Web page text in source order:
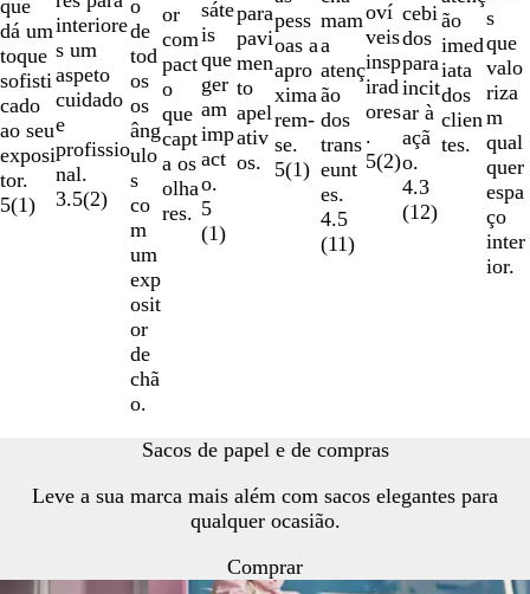
que
dá um
toque
sofisti
cado
ao seu
exposi
tor.
5(1)
interiore
s um
aspeto
cuidado
e
profissio
nal.
3.5(2)
o
de
tod
os
os
âng
ulo
s
co
m
um
exp
osit
or
de
chã
o.
or
com
pact
o
que
capt
a os
olha
res.
sáte
is
que
ger
am
imp
act
o.
5
(1)
para
pavi
men
to
apel
ativ
os.
pess
oas a
apro
xima
rem-
se.
5(1)
mam
a
atenç
ão
dos
trans
eunt
es.
4.5
(11)
oví
veis
insp
irad
ores
.
5(2)
cebi
dos
para
incit
ar à
açã
o.
4.3
(12)
ão
imed
iata
dos
clien
tes.
s
que
valo
riza
m
qual
quer
espa
ço
inter
ior.
Sacos de papel e de compras
Leve a sua marca mais além com sacos elegantes para
qualquer ocasião.
Comprar